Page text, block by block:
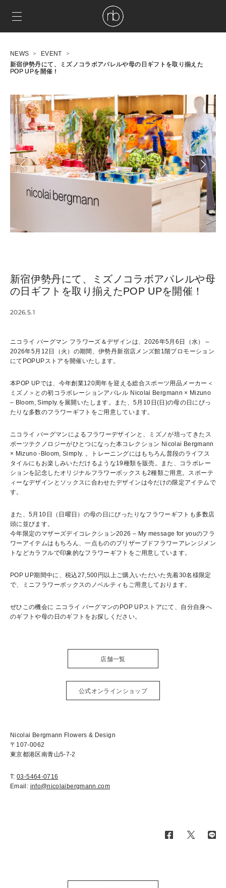
NEWS
EVENT
新宿伊勢丹にて、ミズノコラボアパレルや母の日ギフトを取り揃えた
POP UPを開催！
新宿伊勢丹にて、ミズノコラボアパレルや母
の日ギフトを取り揃えたPOP UPを開催！
2026.5.1
ニコライ バーグマン フラワーズ＆デザインは、2026年5月6日（水）～
2026年5月12日（火）の期間、伊勢丹新宿店メンズ館1階プロモーション
にてPOPUPストアを開催いたします。
本POP UPでは、今年創業120周年を迎える総合スポーツ用品メーカー＜
ミズノ＞との初コラボレーションアパレル Nicolai Bergmann × Mizuno
– Bloom, Simply.を展開いたします。また、5月10日(日)の母の日にぴっ
たりな多数のフラワーギフトをご用意しています。
ニコライ バーグマンによるフラワーデザインと、ミズノが培ってきたス
ポーツテクノロジーがひとつになった本コレクション Nicolai Bergmann
× Mizuno -Bloom, Simply. 。トレーニングにはもちろん普段のライフス
タイルにもお楽しみいただけるような19種類を販売。また、コラボレー
ションを記念したオリジナルフラワーボックスも2種類ご用意。スポーテ
ィーなデザインとソックスに合わせたデザインは今だけの限定アイテムで
す。
また、5月10日（日曜日）の母の日にぴったりなフラワーギフトも多数店
頭に並びます。
今年限定のマザーズデイコレクション2026 – My message for youのフラ
ワーアイテムはもちろん、一点もののプリザーブドフラワーアレンジメン
トなどカラフルで印象的なフラワーギフトをご用意しています。
POP UP期間中に、税込27,500円以上ご購入いただいた先着30名様限定
で、ミニフラワーボックスのノベルティもご用意しております。
ぜひこの機会に ニコライ バーグマンのPOP UPストアにて、自分自身へ
のギフトや母の日のギフトをお探しください。
店舗一覧
公式オンラインショップ
Nicolai Bergmann Flowers & Design
〒107-0062
東京都港区南青山5-7-2
T:03-5464-0716
Email: info@nicolaibergmann.com